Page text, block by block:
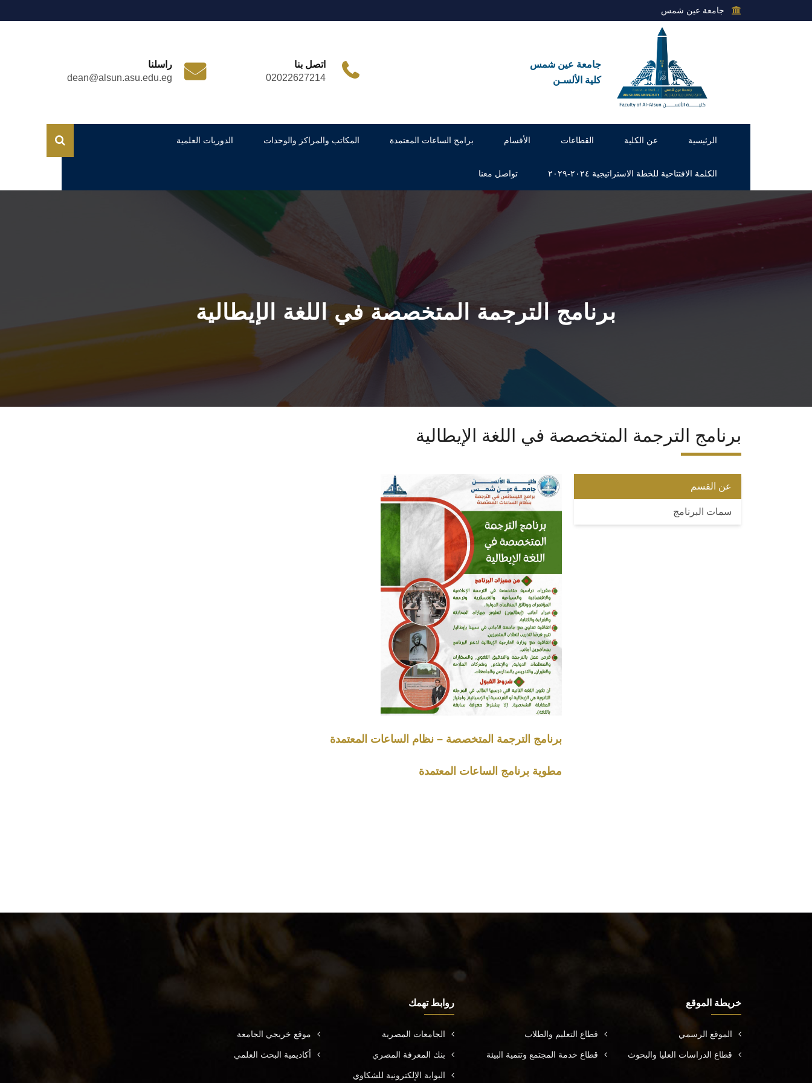
جامعة عين شمس
جامعة عين شمس
كلية الألسـن
اتصل بنا
02022627214
راسلنا
dean@alsun.asu.edu.eg
الرئيسية عن الكلية القطاعات الأقسام برامج الساعات المعتمدة المكاتب والمراكز والوحدات الدوريات العلمية
الكلمة الافتتاحية للخطة الاستراتيجية ٢٠٢٤-٢٠٢٩ تواصل معنا
برنامج الترجمة المتخصصة في اللغة الإيطالية
برنامج الترجمة المتخصصة في اللغة الإيطالية
عن القسم
سمات البرنامج
برنامج الترجمة المتخصصة – نظام الساعات المعتمدة
مطوية برنامج الساعات المعتمدة
خريطة الموقع
الموقع الرسمي قطاع التعليم والطلاب
قطاع الدراسات العليا والبحوث قطاع خدمة المجتمع وتنمية البيئة
روابط تهمك
الجامعات المصرية موقع خريجي الجامعة
بنك المعرفة المصري أكاديمية البحث العلمي
البوابة الإلكترونية للشكاوي